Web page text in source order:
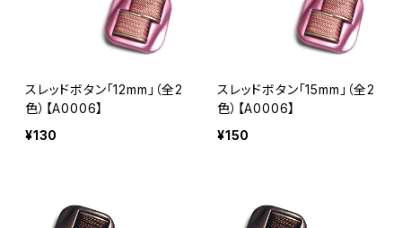
スレッドボタン「12mm」（全2
色）【A0006】
¥130
スレッドボタン「15mm」（全2
色）【A0006】
¥150